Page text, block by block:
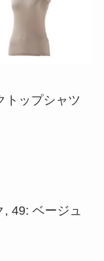
トップシャツ
49: ベージュ